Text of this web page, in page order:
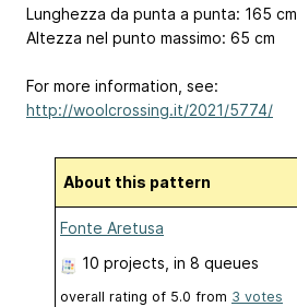
Lunghezza da punta a punta: 165 cm
Altezza nel punto massimo: 65 cm
For more information, see:
http://woolcrossing.it/2021/5774/
About this pattern
Fonte Aretusa
10 projects, in 8 queues
overall rating of 5.0 from 3 votes